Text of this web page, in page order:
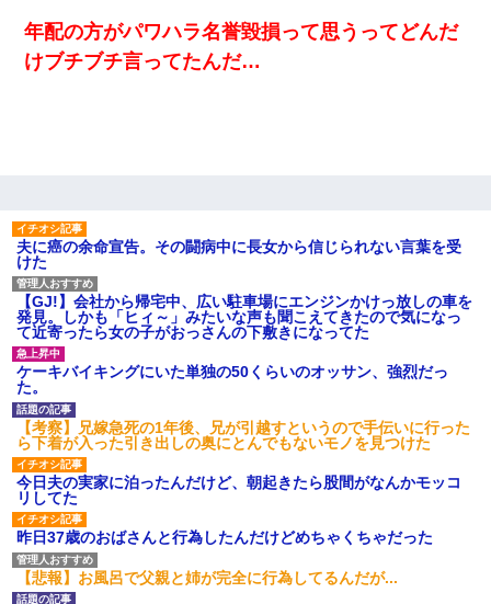
年配の方がパワハラ名誉毀損って思うってどんだ
けブチブチ言ってたんだ…
夫に癌の余命宣告。その闘病中に長女から信じられない言葉を受
けた
【GJ!】会社から帰宅中、広い駐車場にエンジンかけっ放しの車を
発見。しかも「ヒィ～」みたいな声も聞こえてきたので気になっ
て近寄ったら女の子がおっさんの下敷きになってた
ケーキバイキングにいた単独の50くらいのオッサン、強烈だっ
た。
【考察】兄嫁急死の1年後、兄が引越すというので手伝いに行った
ら下着が入った引き出しの奥にとんでもないモノを見つけた
今日夫の実家に泊ったんだけど、朝起きたら股間がなんかモッコ
リしてた
昨日37歳のおばさんと行為したんだけどめちゃくちゃだった
【悲報】お風呂で父親と姉が完全に行為してるんだが...